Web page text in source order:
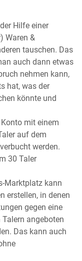
Hilfe einer
Waren &
tauschen. Das
auch dann etwas
nehmen kann,
hat, was der
könnte und
mit einem
auf dem
werden.
30 Taler
Marktplatz kann
erstellen, in denen
gegen eine
angeboten
Das kann auch